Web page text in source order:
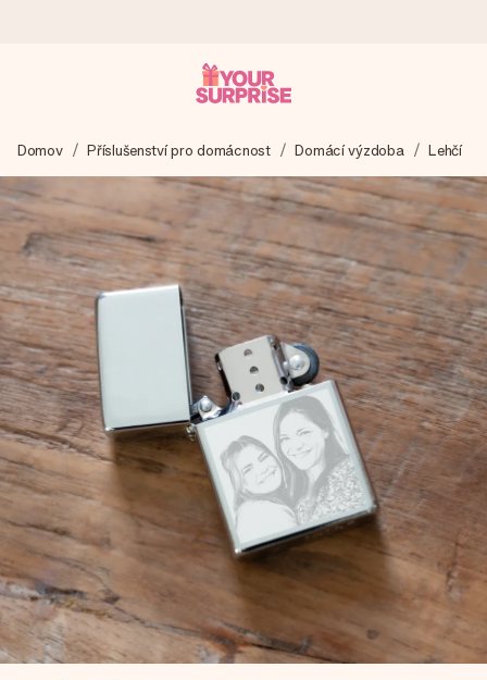
Váš dárek vytvoříme s láskou a bleskově odešleme –
abyste ho mohli darovat právě v tu správnou chvíli, kdy na
tom nejvíc záleží.
4,8 (na základě +15 000 recenzí)
Naše dárky inspirují. Zákazníci nás na Google Reviews
hodnotí známkou 4,8.
Přáníčko zdarma
Vytvořte něco jedinečného během několika kroků – s jejím
jménem, vaší fotografií nebo vzkazem, který doopravdy
zahřeje u srdce. Žádné zbytečné složitosti, jen spousta
lásky pro daný okamžik.
Domov Příslušenství pro domácnost Domácí výzdoba Lehčí